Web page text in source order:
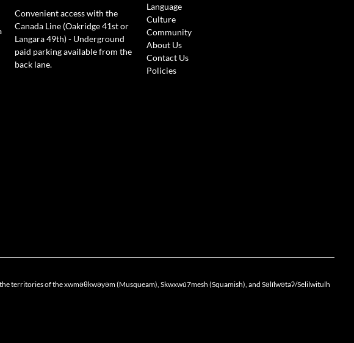
Convenient access with the
Canada Line (Oakridge 41st or
Langara 49th) - Underground
paid parking available from the
back lane.
Language
Culture
Community
About Us
Contact Us
Policies
territories of the xwməθkwəyəm (Musqueam), Skwxwú7mesh (Squamish), and Səlílwətaʔ/Selilwitulh